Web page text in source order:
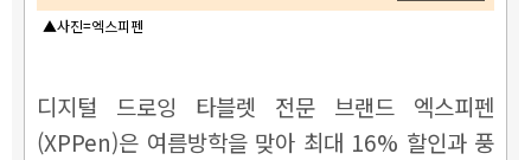
▲사진=엑스피펜
디지털 드로잉 타블렛 전문 브랜드 엑스피펜
(XPPen)은 여름방학을 맞아 최대 16% 할인과 풍